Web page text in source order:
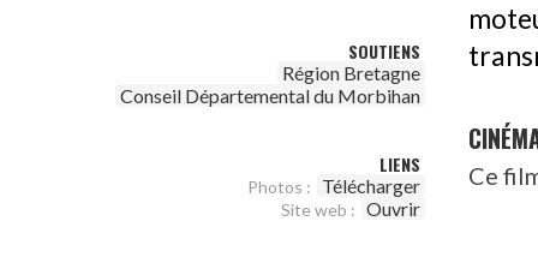
SOUTIENS
Région Bretagne
Conseil Départemental du Morbihan
LIENS
Photos : Télécharger
Site web : Ouvrir
Ce